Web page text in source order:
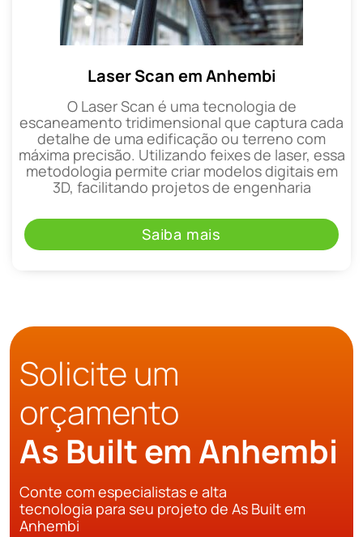
Laser Scan em Anhembi
O Laser Scan é uma tecnologia de
escaneamento tridimensional que captura cada
detalhe de uma edificação ou terreno com
máxima precisão. Utilizando feixes de laser, essa
metodologia permite criar modelos digitais em
3D, facilitando projetos de engenharia
Saiba mais
Solicite um
orçamento
As Built em Anhembi
Conte com especialistas e alta
tecnologia para seu projeto de As Built em
Anhembi